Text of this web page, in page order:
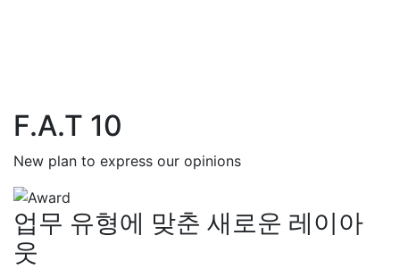
F.A.T 10
New plan to express our opinions
업무 유형에 맞춘 새로운 레이아
웃